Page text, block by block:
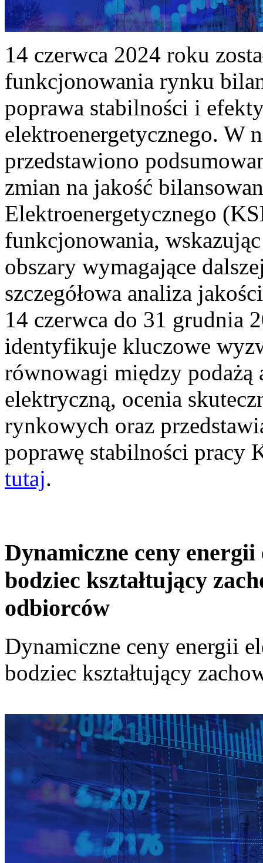
14 czerwca 2024 roku
funkcjonowania rynku
poprawa stabilności i
elektroenergetycznego. W
przedstawiono
zmian na jakość
Elektroenergetycznego
funkcjonowania,
obszary wymagające
szczegółowa analiza
14 czerwca do 31 grudnia
identyfikuje kluczowe
równowagi między podażą
elektryczną, ocenia
rynkowych oraz
poprawę stabilności pracy
tutaj.
Dynamiczne ceny
bodziec kształtujący
odbiorców
Dynamiczne ceny energii
bodziec kształtujący